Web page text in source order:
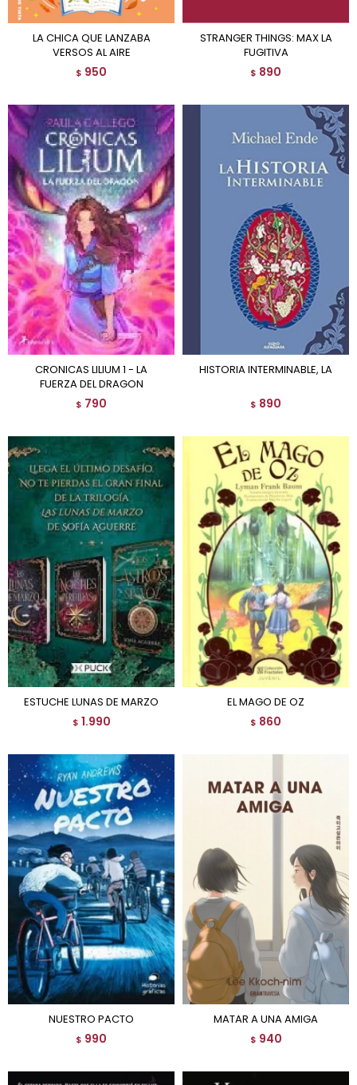
LA CHICA QUE LANZABA
VERSOS AL AIRE
$ 950
STRANGER THINGS: MAX LA
FUGITIVA
$ 890
CRONICAS LILIUM 1 - LA
FUERZA DEL DRAGON
$ 790
HISTORIA INTERMINABLE, LA
$ 890
ESTUCHE LUNAS DE MARZO
$ 1.990
EL MAGO DE OZ
$ 860
NUESTRO PACTO
$ 990
MATAR A UNA AMIGA
$ 940